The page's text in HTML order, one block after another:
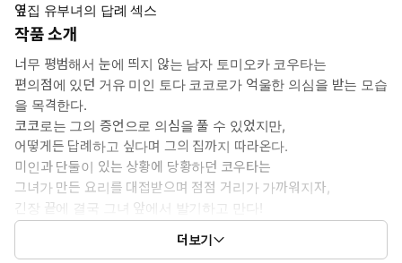
옆집 유부녀의 답례 섹스
작품 소개
너무 평범해서 눈에 띄지 않는 남자 토미오카 코우타는
편의점에 있던 거유 미인 토다 코코로가 억울한 의심을 받는 모습
을 목격한다.
코코로는 그의 증언으로 의심을 풀 수 있었지만,
어떻게든 답례하고 싶다며 그의 집까지 따라온다.
미인과 단둘이 있는 상황에 당황하던 코우타는
그녀가 만든 요리를 대접받으며 점점 거리가 가까워지자,
긴장 끝에 결국 그녀 앞에서 발기하고 만다!
그 모습을 본 코코로는 보답으로 야한 것을 알려주겠다는데…?
대물 동정남 × 미인 거유의 두근두근 섹스 라이프♪
더보기